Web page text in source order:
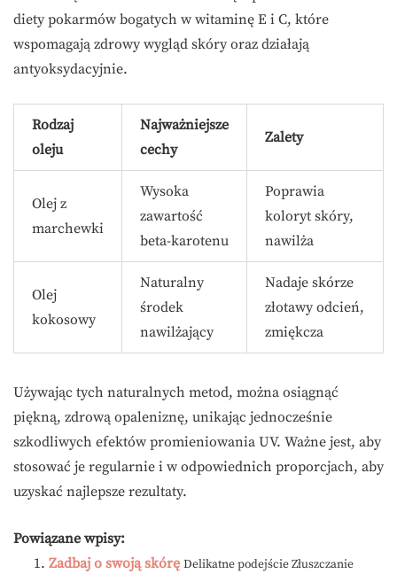
diety pokarmów bogatych w witaminę E i C, które
wspomagają zdrowy wygląd skóry oraz działają
antyoksydacyjnie.
Rodzaj
oleju
Najważniejsze
cechy
Zalety
Olej z
marchewki
Wysoka
zawartość
beta-karotenu
Poprawia
koloryt skóry,
nawilża
Olej
kokosowy
Naturalny
środek
nawilżający
Nadaje skórze
złotawy odcień,
zmiękcza
Używając tych naturalnych metod, można osiągnąć
piękną, zdrową opaleniznę, unikając jednocześnie
szkodliwych efektów promieniowania UV. Ważne jest, aby
stosować je regularnie i w odpowiednich proporcjach, aby
uzyskać najlepsze rezultaty.
Powiązane wpisy:
Zadbaj o swoją skórę Delikatne podejście Złuszczanie